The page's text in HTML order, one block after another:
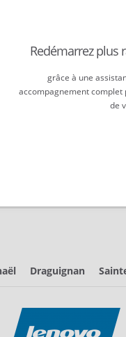
Redémarrez plus
grâce à une
accompagnement
de
Draguignan